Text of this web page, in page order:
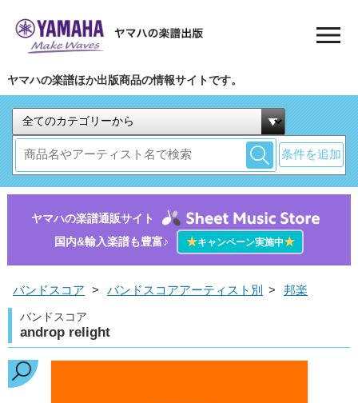
ヤマハの楽譜ほか出版商品の情報サイトです。
条件を追加
ヤマハの楽譜通販サイト
国内&輸入楽譜も豊富♪
★キャンペーン実施中★
バンドスコア > バンドスコアアーティスト別 > 邦楽
バンドスコア
androp relight